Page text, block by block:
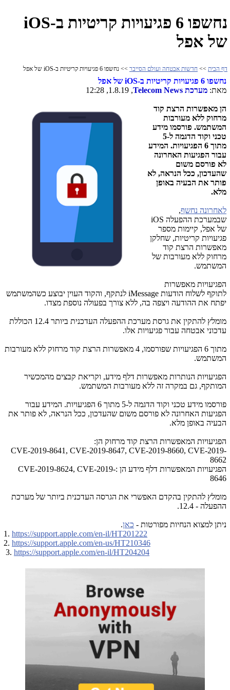
נחשפו 6 פגיעויות קריטיות ב-iOS
של אפל
דף הבית >> חדשות אבטחה ועולם הסייבר >> נחשפו 6 פגיעויות קריטיות ב-iOS של אפל
נחשפו 6 פגיעויות קריטיות ב- iOS של אפל
מאת: מערכת Telecom News
, 1.8.19, 12:28
הן מאפשרות הרצת קוד
מרחוק ללא מעורבות
המשתמש. פורסמו מידע
טכני וקוד הדגמה ל-5
מתוך 6 הפגיעויות. המידע
עבור הפגיעות האחרונה
לא פורסם משום
שהעדכון, ככל הנראה, לא
פותר את הבעיה באופן
מלא.
לאחרונה נחשף,
שבמערכת ההפעלה iOS
של אפל, קיימות מספר
פגיעויות קריטיות, שחלקן
מאפשרות הרצת קוד
מרחוק ללא מעורבות של
המשתמש.
הפגיעויות מאפשרות
לתוקף לשלוח הודעות iMessage לנתקף, והקוד העוין יבוצע כשהמשתמש
יפתח את ההודעה ויצפה בה, ללא צורך בפעולה נוספת מצדו.
מומלץ להתקין את גרסת מערכת ההפעלה העדכנית ביותר 12.4 הכוללת
עדכוני אבטחה עבור פגיעויות אלו.
מתוך 6 הפגיעויות שפורסמו, 4 מאפשרות הרצת קוד מרחוק ללא מעורבות
המשתמש.
הפגיעויות הנותרות מאפשרות דלף מידע, וקריאת קבצים מהמכשיר
המותקף, גם במקרה זה ללא מעורבות המשתמש.
פורסמו מידע טכני וקוד הדגמה ל-5 מתוך 6 הפגיעויות. המידע עבור
הפגיעות האחרונה לא פורסם משום שהעדכון, ככל הנראה, לא פותר את
הבעיה באופן מלא.
הפגיעויות המאפשרות הרצת קוד מרחוק הן:
CVE-2019-8641, CVE-2019-8647, CVE-2019-8660, CVE-2019-
8662
הפגיעויות המאפשרות דלף מידע הן :CVE-2019-8624, CVE-2019-
8646
מומלץ להתקין בהקדם האפשרי את הגרסה העדכנית ביותר של מערכת
ההפעלה - 12.4.
ניתן למצוא הנחיות מפורטות - כאן.
1. https://support.apple.com/en-il/HT201222
2. https://support.apple.com/en-us/HT210346
3. https://support.apple.com/en-il/HT204204